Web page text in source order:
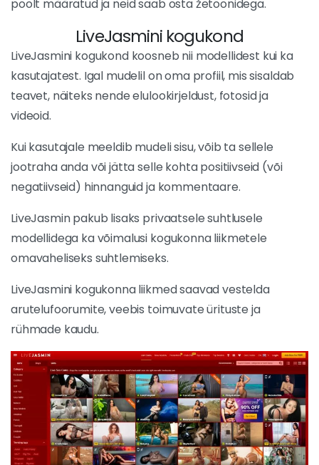
poolt määratud ja neid saab osta žetoonidega.
LiveJasmini kogukond
LiveJasmini kogukond koosneb nii modellidest kui ka
kasutajatest. Igal mudelil on oma profiil, mis sisaldab
teavet, näiteks nende elulookirjeldust, fotosid ja
videoid.
Kui kasutajale meeldib mudeli sisu, võib ta sellele
jootraha anda või jätta selle kohta positiivseid (või
negatiivseid) hinnanguid ja kommentaare.
LiveJasmin pakub lisaks privaatsele suhtlusele
modellidega ka võimalusi kogukonna liikmetele
omavaheliseks suhtlemiseks.
LiveJasmini kogukonna liikmed saavad vestelda
arutelufoorumite, veebis toimuvate ürituste ja
rühmade kaudu.